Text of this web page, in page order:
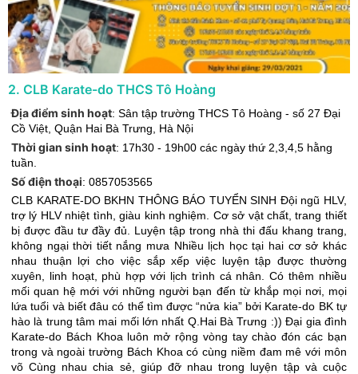
2. CLB Karate-do THCS Tô Hoàng
Địa điểm sinh hoạt: Sân tập trường THCS Tô Hoàng - số 27 Đại
Cồ Việt Quận Hai Bà Trưng Hà Nội
Thời gian sinh hoạt: 17h30 - 19h00 các ngày thứ 2,3,4,5 hằng
tuần.
Số điện thoại: 0857053565
CLB KARATE-DO BKHN THÔNG BÁO TUYỂN SINH Đội ngũ HLV,
trợ lý HLV nhiệt tình, giàu kinh nghiệm. Cơ sở vật chất, trang thiết
bị được đầu tư đầy đủ. Luyện tập trong nhà thi đấu khang trang,
không ngại thời tiết nắng mưa Nhiều lịch học tại hai cơ sở khác
nhau thuận lợi cho việc sắp xếp việc luyện tập được thường
xuyên, linh hoạt, phù hợp với lịch trình cá nhân. Có thêm nhiều
mối quan hệ mới với những người bạn đến từ khắp mọi nơi, mọi
lứa tuổi và biết đâu có thể tìm được “nửa kia” bởi Karate-do BK tự
hào là trung tâm mai mối lớn nhất Q.Hai Bà Trưng :)) Đại gia đình
Karate-do Bách Khoa luôn mở rộng vòng tay chào đón các bạn
trong và ngoài trường Bách Khoa có cùng niềm đam mê với môn
võ Cùng nhau chia sẻ, giúp đỡ nhau trong luyện tập và cuộc